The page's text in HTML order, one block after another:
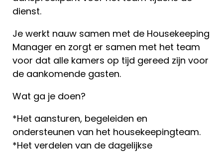
dienst.
Je werkt nauw samen met de Housekeeping
Manager en zorgt er samen met het team
voor dat alle kamers op tijd gereed zijn voor
de aankomende gasten.
Wat ga je doen?
*Het aansturen, begeleiden en
ondersteunen van het housekeepingteam.
*Het verdelen van de dagelijkse